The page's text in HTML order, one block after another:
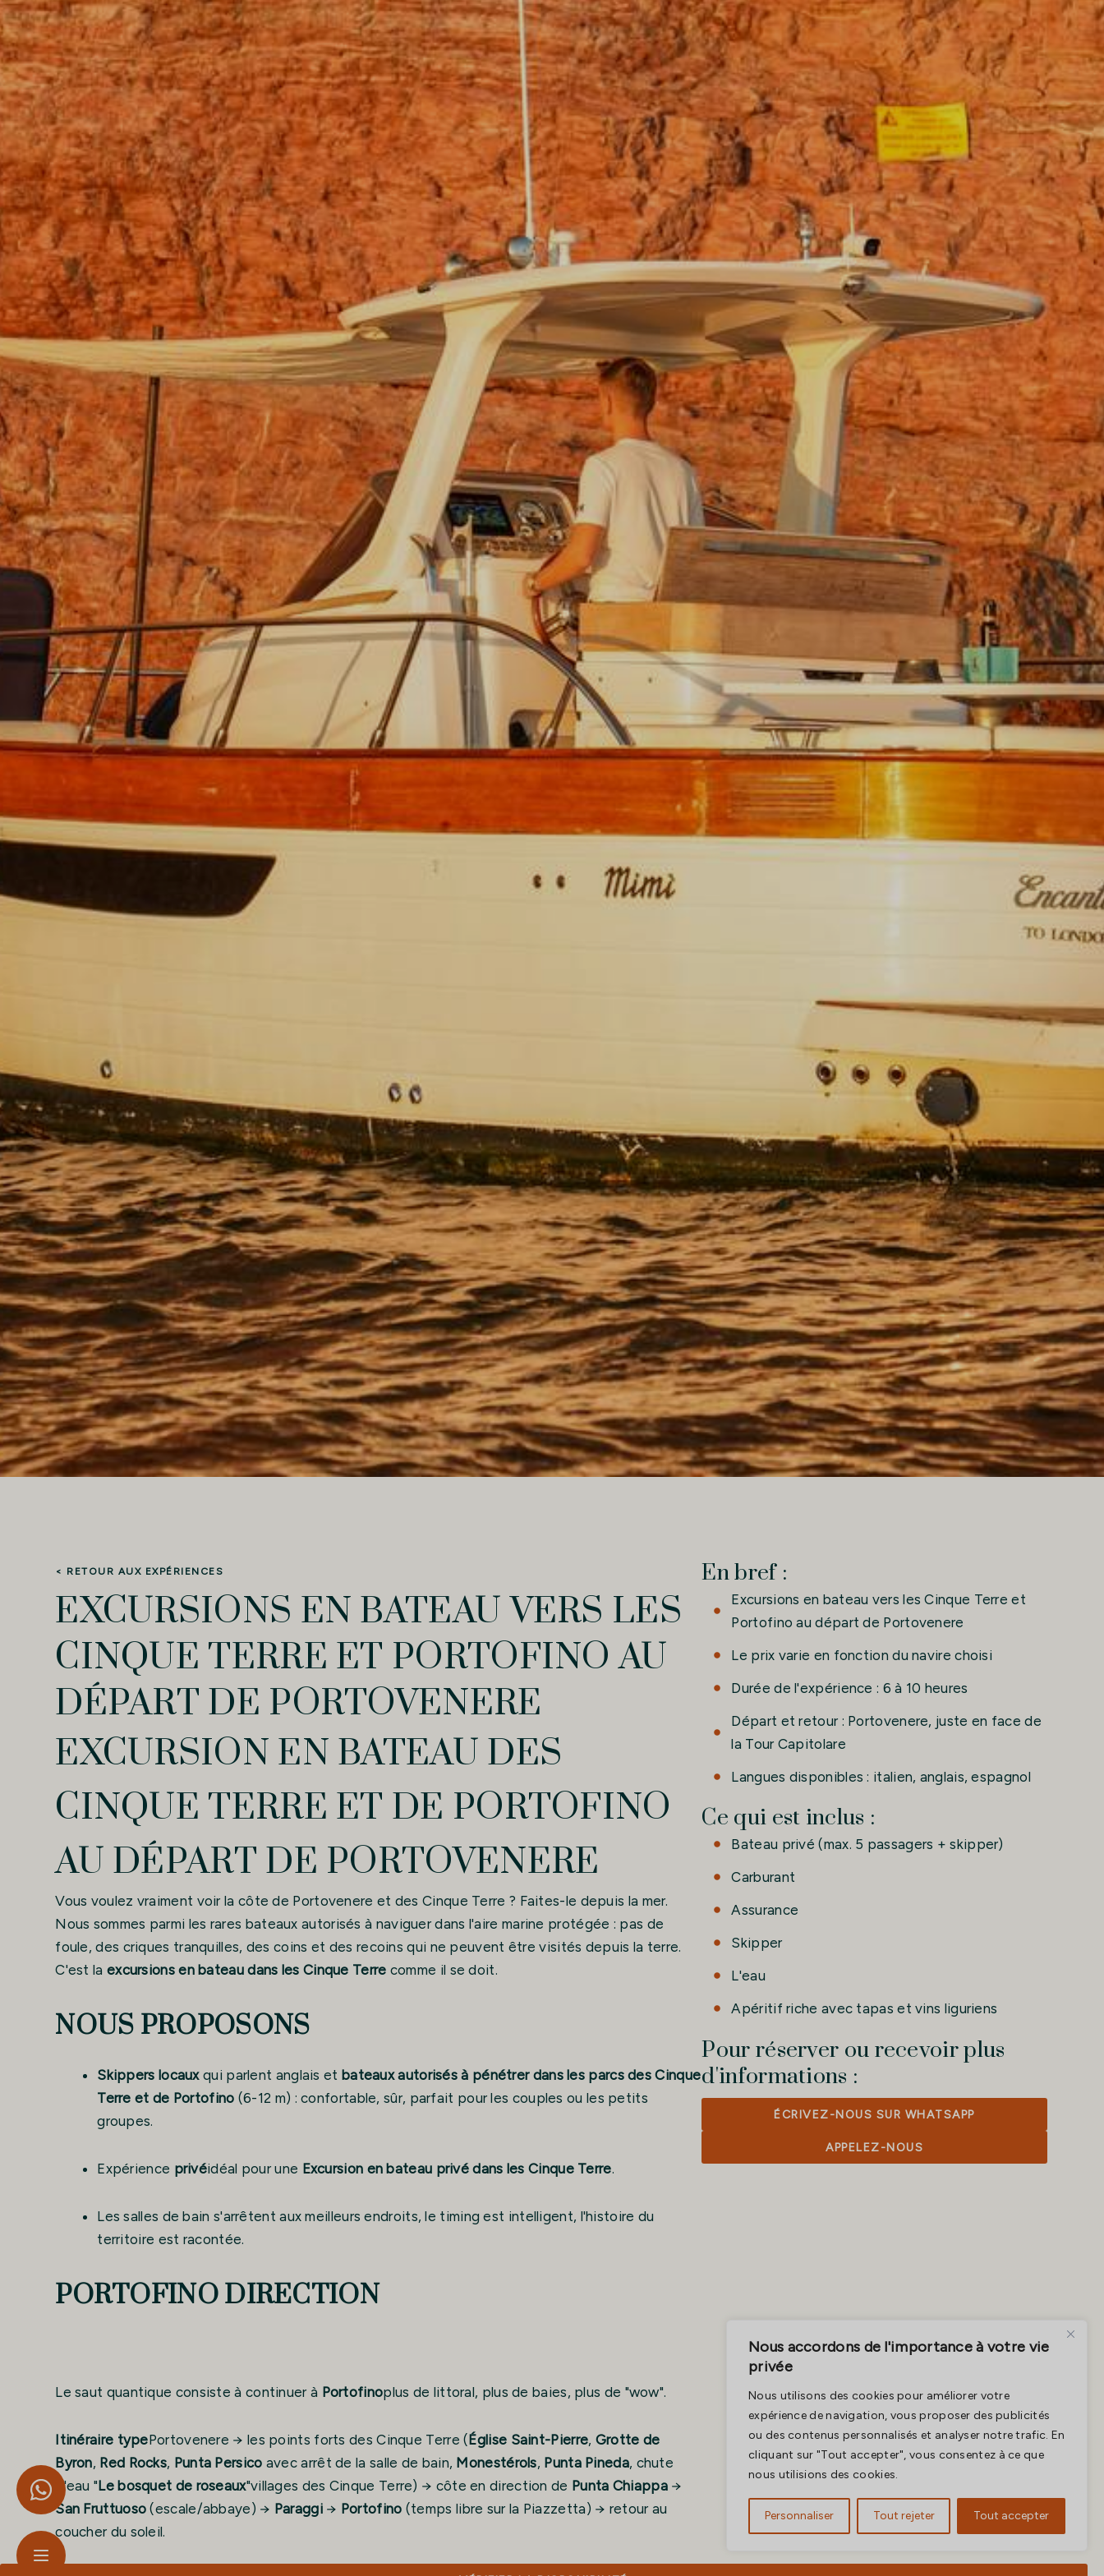
Nous accordons de l'importance à votre vie
privée
Nous utilisons des cookies pour améliorer votre
expérience de navigation, vous proposer des publicités
ou des contenus personnalisés et analyser notre trafic. En
cliquant sur "Tout accepter", vous consentez à ce que
nous utilisions des cookies.
Personnaliser Tout rejeter Tout accepter
< RETOUR AUX EXPÉRIENCES
EXCURSIONS EN BATEAU VERS LES
CINQUE TERRE ET PORTOFINO AU
DÉPART DE PORTOVENERE
EXCURSION EN BATEAU DES
CINQUE TERRE ET DE PORTOFINO
AU DÉPART DE PORTOVENERE
Vous voulez vraiment voir la côte de Portovenere et des Cinque Terre ? Faites-le depuis la mer.
Nous sommes parmi les rares bateaux autorisés à naviguer dans l'aire marine protégée : pas de
foule, des criques tranquilles, des coins et des recoins qui ne peuvent être visités depuis la terre.
C'est la excursions en bateau dans les Cinque Terre comme il se doit.
NOUS PROPOSONS
Skippers locauxqui parlent anglais et bateaux autorisés à pénétrer dans les parcs des Cinque
Terre et de Portofino (6-12 m) : confortable, sûr, parfait pour les couples ou les petits
groupes.
Expérience privéidéal pour une Excursion en bateau privé dans les Cinque Terre.
Les salles de bain s'arrêtent aux meilleurs endroits, le timing est intelligent, l'histoire du
territoire est racontée.
PORTOFINO DIRECTION
Le saut quantique consiste à continuer à Portofinoplus de littoral, plus de baies, plus de "wow".
Itinéraire typePortovenere → les points forts des Cinque Terre (Église Saint-Pierre, Grotte de
Byron, Red Rocks, Punta Persico avec arrêt de la salle de bain, Monestérols, Punta Pineda, chute
d'eau "Le bosquet de roseaux"villages des Cinque Terre) → côte en direction de Punta Chiappa→
San Fruttuoso (escale/abbaye) → Paraggi→ Portofino (temps libre sur la Piazzetta) → retour au
coucher du soleil.
En bref :
Excursions en bateau vers les Cinque Terre et
Portofino au départ de Portovenere
Le prix varie en fonction du navire choisi
Durée de l'expérience : 6 à 10 heures
Départ et retour : Portovenere, juste en face de
la Tour Capitolare
Langues disponibles : italien, anglais, espagnol
Ce qui est inclus :
Bateau privé (max. 5 passagers + skipper)
Carburant
Assurance
Skipper
L'eau
Apéritif riche avec tapas et vins liguriens
Pour réserver ou recevoir plus
d'informations :
ÉCRIVEZ-NOUS SUR WHATSAPP
APPELEZ-NOUS